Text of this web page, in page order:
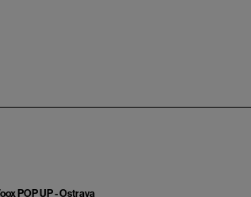
POP UP - Ostrava